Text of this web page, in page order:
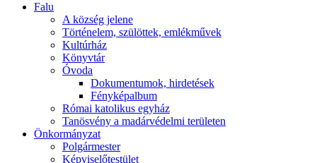
Falu
A község jelene
Történelem, szülöttek, emlékművek
Kultúrház
Könyvtár
Óvoda
Dokumentumok, hirdetések
Fényképalbum
Római katolikus egyház
Tanösvény a madárvédelmi területen
Önkormányzat
Polgármester
Képviselőtestület